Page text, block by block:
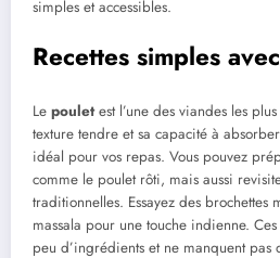
simples et accessibles.
Recettes simples
Le pouletest l’une des viandes les
texture tendre et sa capacité à
idéal pour vos repas. Vous pouvez
comme le poulet rôti, mais aussi
traditionnelles. Essayez des brochettes
massala pour une touche indienne.
peu d’ingrédients et ne manquent pas